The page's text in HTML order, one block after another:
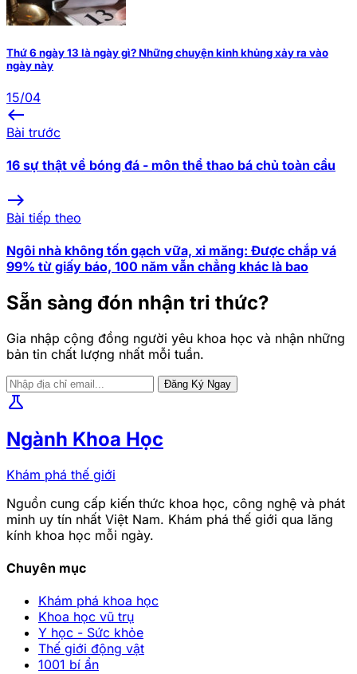
Thứ 6 ngày 13 là ngày gì? Những chuyện kinh khủng xảy ra vào
ngày này
15/04
west
Bài trước
16 sự thật về bóng đá - môn thể thao bá chủ toàn cầu
east
Bài tiếp theo
Ngôi nhà không tốn gạch vữa, xi măng: Được chắp vá
99% từ giấy báo, 100 năm vẫn chẳng khác là bao
Sẵn sàng đón nhận tri thức?
Gia nhập cộng đồng người yêu khoa học và nhận những
bản tin chất lượng nhất mỗi tuần.
Đăng Ký Ngay
science
Ngành Khoa Học
Khám phá thế giới
Nguồn cung cấp kiến thức khoa học, công nghệ và phát
minh uy tín nhất Việt Nam. Khám phá thế giới qua lăng
kính khoa học mỗi ngày.
Chuyên mục
Khám phá khoa học
Khoa học vũ trụ
Y học - Sức khỏe
Thế giới động vật
1001 bí ẩn